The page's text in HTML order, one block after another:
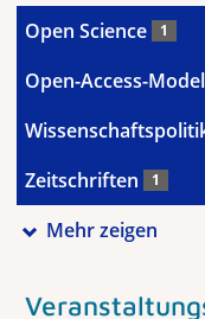
Open Science 1
Open-Access-
Zeitschriften 1
Mehr zeigen